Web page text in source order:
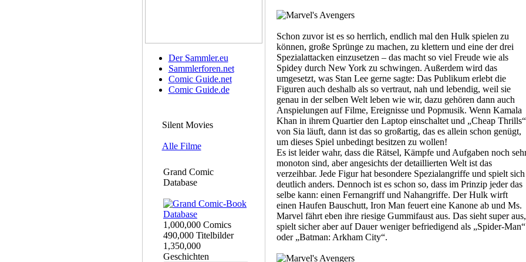
Der Sammler.eu
Sammlerforen.net
Comic Guide.net
Comic Guide.de
Silent Movies
Alle Filme
Grand Comic
Database
1,000,000 Comics
490,000 Titelbilder
1,350,000
Geschichten
Schon zuvor ist es so herrlich, endlich mal den Hulk spielen zu
können, große Sprünge zu machen, zu klettern und eine der drei
Spezialattacken einzusetzen – das macht so viel Freude wie als
Spidey durch New York zu schwingen. Außerdem wird das
umgesetzt, was Stan Lee gerne sagte: Das Publikum erlebt die
Figuren auch deshalb als so vertraut, nah und lebendig, weil sie
genau in der selben Welt leben wie wir, dazu gehören dann auch
Anspielungen auf Filme, Ereignisse und Popmusik. Wenn Kamala
Khan in ihrem Quartier den Laptop einschaltet und „Cheap Thrills“
von Sia läuft, dann ist das so großartig, das es allein schon genügt,
um dieses Spiel unbedingt besitzen zu wollen!
Es ist leider wahr, dass die Rätsel, Kämpfe und Aufgaben noch
monoton sind, aber angesichts der detaillierten Welt ist das
verzeihbar. Jede Figur hat besondere Spezialangriffe und spielt sich
deutlich anders. Dennoch ist es schon so, dass im Prinzip jeder das
selbe kann: einen Fernangriff und Nahangriffe. Der Hulk wirft
einen Haufen Bauschutt, Iron Man feuert eine Kanone ab und Ms.
Marvel fährt eben ihre riesige Gummifaust aus. Das sieht super aus,
spielt sicher aber auf Dauer weniger befriedigend als „Spider-Man“
oder „Batman: Arkham City“.